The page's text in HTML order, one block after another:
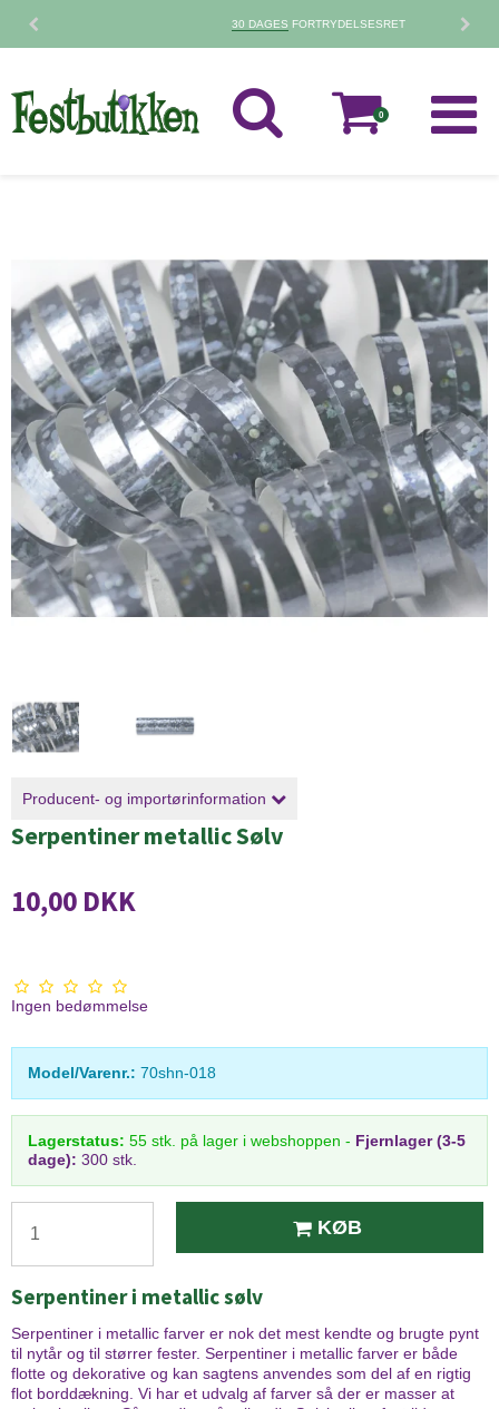
FORTRYDELSESRET
0
Producent- og importørinformation
Serpentiner metallic Sølv
10,00 DKK
Ingen bedømmelse
Model/Varenr.: 70shn-018
Lagerstatus: 55 stk. på lager i webshoppen - Fjernlager (3-5
dage): 300 stk.
KØB
Serpentiner i metallic sølv
Serpentiner i metallic farver er nok det mest kendte og brugte pynt
til nytår og til størrer fester. Serpentiner i metallic farver er både
flotte og dekorative og kan sagtens anvendes som del af en rigtig
flot borddækning. Vi har et udvalg af farver så der er masser at